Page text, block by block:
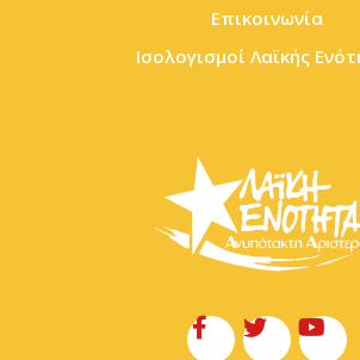
Επικοινωνία
Ισολογισμοί Λαϊκής